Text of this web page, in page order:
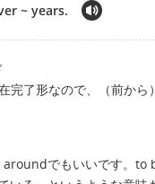
~ years.
了形なので、（前から
でもいいです。to